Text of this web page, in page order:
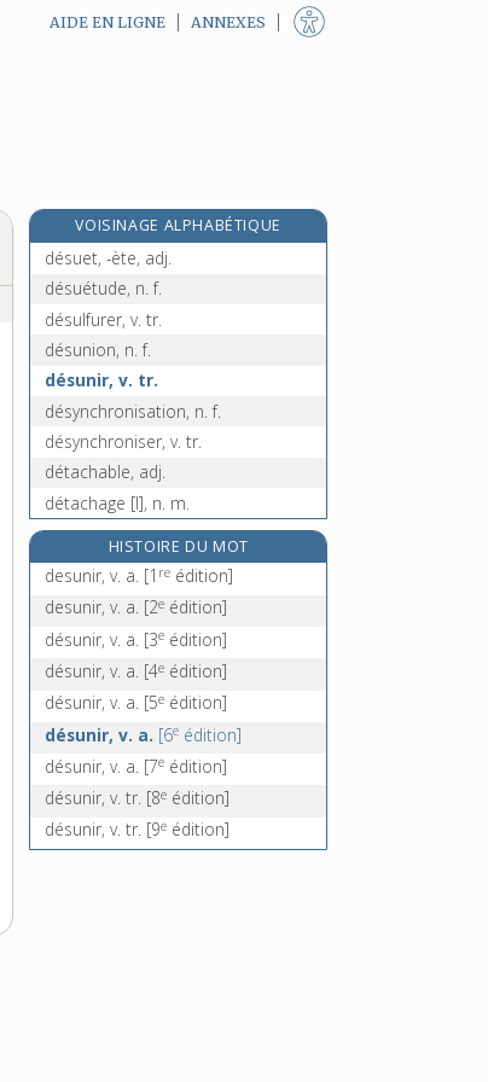
AIDE EN LIGNE ANNEXES
VOISINAGE ALPHABÉTIQUE
déstructurer, v. tr.
désuet, -ète, adj.
désuétude, n. f.
désulfurer, v. tr.
désunion, n. f.
désunir, v. tr.
désynchronisation, n. f.
désynchroniser, v. tr.
détachable, adj.
détachage [I], n. m.
détachage [II], n. m.
détachant, -ante, adj. et n.
détacher [I], v. tr. et pron.
HISTOIRE DU MOT
desunir, v. a. [1 re édition]
desunir, v. a. [2e édition]
désunir, v. a. [3e édition]
désunir, v. a. [4e édition]
désunir, v. a. [5e édition]
désunir, v. a. [6e édition]
désunir, v. a. [7e édition]
désunir, v. tr. [8e édition]
désunir, v. tr. [9e édition]